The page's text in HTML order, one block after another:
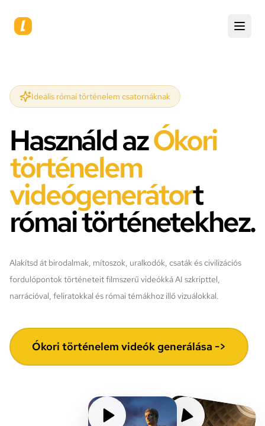
Ideális római történelem csatornáknak
Használd azÓkori
történelem
videógenerátort
római történetekhez.
Alakítsd át birodalmak, mítoszok, uralkodók, csaták és civilizációs
fordulópontok történeteit filmszerű videókká AI szkripttel,
narrációval, feliratokkal és római témákhoz illő vizuálokkal.
Ókori történelem videók generálása ->